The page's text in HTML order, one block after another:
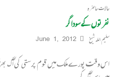
حالات حاضرہ
نفرتوں کے سوداگر
سلیم اللہ شیخ June 1, 2012
اس وقت پورے ملک میں قوم پرستی کی آگ